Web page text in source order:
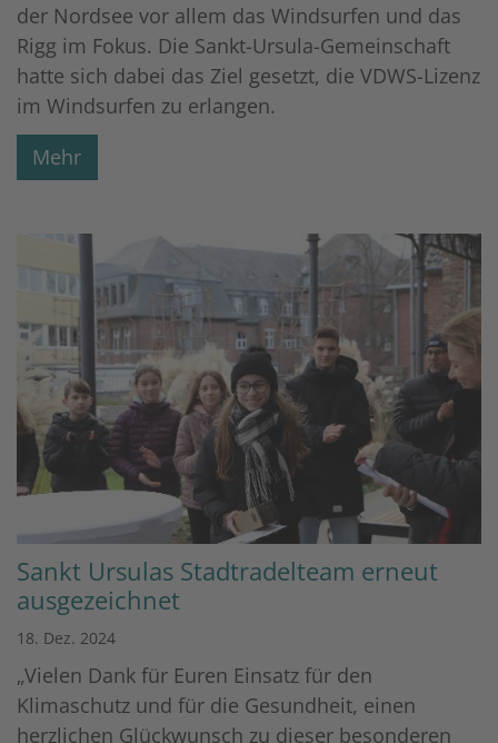
der Nordsee vor allem das Windsurfen und das
Rigg im Fokus. Die Sankt-Ursula-Gemeinschaft
hatte sich dabei das Ziel gesetzt, die VDWS-Lizenz
im Windsurfen zu erlangen.
Mehr
Sankt Ursulas Stadtradelteam erneut
ausgezeichnet
18. Dez. 2024
„Vielen Dank für Euren Einsatz für den
Klimaschutz und für die Gesundheit, einen
herzlichen Glückwunsch zu dieser besonderen